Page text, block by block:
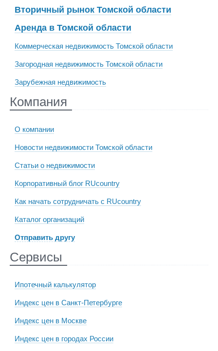
Вторичный рынок Томской области
Аренда в Томской области
Коммерческая недвижимость Томской области
Загородная недвижимость Томской области
Зарубежная недвижимость
Компания
О компании
Новости недвижимости Томской области
Статьи о недвижимости
Корпоративный блог RUcountry
Как начать сотрудничать с RUcountry
Каталог организаций
Отправить другу
Сервисы
Ипотечный калькулятор
Индекс цен в Санкт-Петербурге
Индекс цен в Москве
Индекс цен в городах России